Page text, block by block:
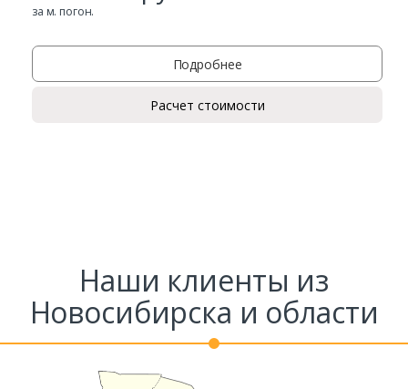
за м. погон.
Подробнее
Расчет стоимости
Наши клиенты из
Новосибирска и области